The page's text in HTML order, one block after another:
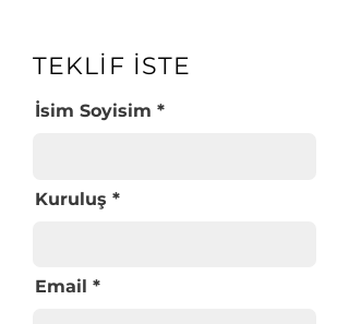
TEKLİF İSTE
İsim Soyisim
Kuruluş
Email